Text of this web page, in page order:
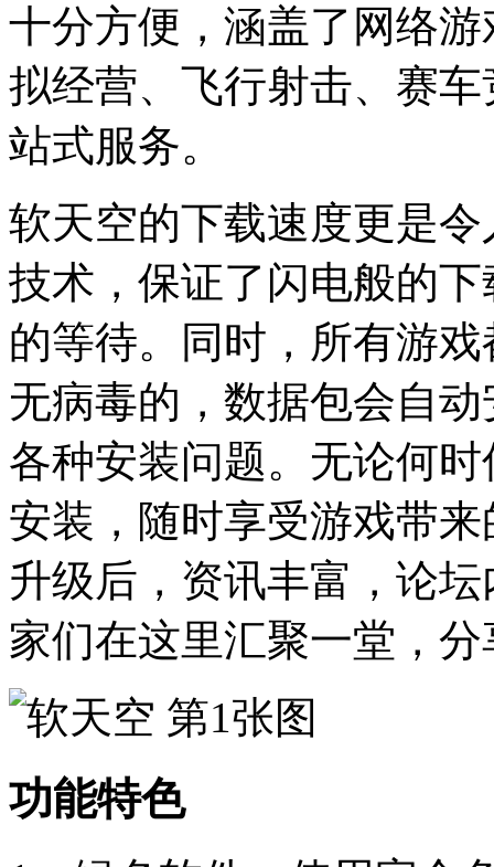
十分方便，涵盖了网络
拟经营、飞行射击、赛
站式服务。
软天空的下载速度更是
技术，保证了闪电般的
的等待。同时，所有游
无病毒的，数据包会自
各种安装问题。无论何
安装，随时享受游戏带
升级后，资讯丰富，论
家们在这里汇聚一堂，
功能特色